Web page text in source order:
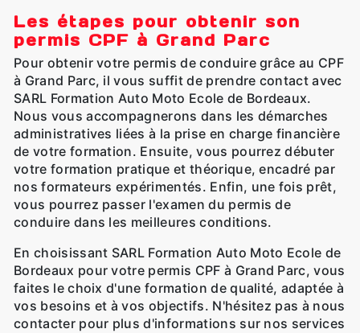
Les étapes pour obtenir son
permis CPF à Grand Parc
Pour obtenir votre permis de conduire grâce au CPF
à Grand Parc, il vous suffit de prendre contact avec
SARL Formation Auto Moto Ecole de Bordeaux.
Nous vous accompagnerons dans les démarches
administratives liées à la prise en charge financière
de votre formation. Ensuite, vous pourrez débuter
votre formation pratique et théorique, encadré par
nos formateurs expérimentés. Enfin, une fois prêt,
vous pourrez passer l'examen du permis de
conduire dans les meilleures conditions.
En choisissant SARL Formation Auto Moto Ecole de
Bordeaux pour votre permis CPF à Grand Parc, vous
faites le choix d'une formation de qualité, adaptée à
vos besoins et à vos objectifs. N'hésitez pas à nous
contacter pour plus d'informations sur nos services